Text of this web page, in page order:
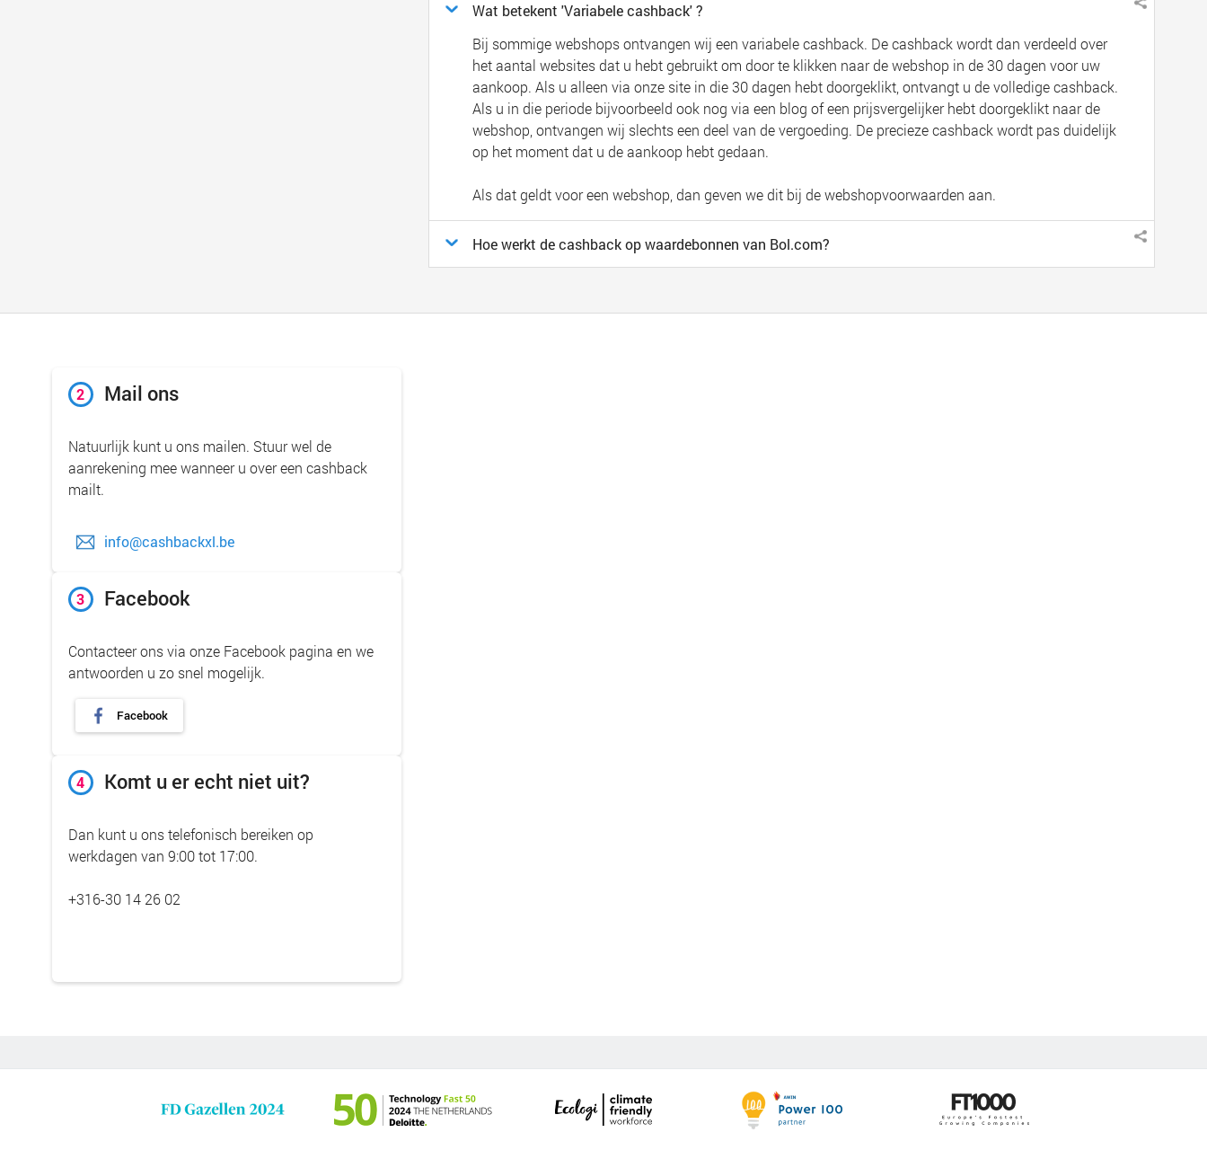
Wat betekent 'Variabele cashback' ?
Bij sommige webshops ontvangen wij een variabele cashback. De cashback wordt dan verdeeld over
het aantal websites dat u hebt gebruikt om door te klikken naar de webshop in de 30 dagen voor uw
aankoop. Als u alleen via onze site in die 30 dagen hebt doorgeklikt, ontvangt u de volledige cashback.
Als u in die periode bijvoorbeeld ook nog via een blog of een prijsvergelijker hebt doorgeklikt naar de
webshop, ontvangen wij slechts een deel van de vergoeding. De precieze cashback wordt pas duidelijk
op het moment dat u de aankoop hebt gedaan.
Als dat geldt voor een webshop, dan geven we dit bij de webshopvoorwaarden aan.
Hoe werkt de cashback op waardebonnen van Bol.com?
2 Mail ons
Natuurlijk kunt u ons mailen. Stuur wel de
aanrekening mee wanneer u over een cashback
mailt.
info@cashbackxl.be
3 Facebook
Contacteer ons via onze Facebook pagina en we
antwoorden u zo snel mogelijk.
Facebook
4 Komt u er echt niet uit?
Dan kunt u ons telefonisch bereiken op
werkdagen van 9:00 tot 17:00.
+316-30 14 26 02